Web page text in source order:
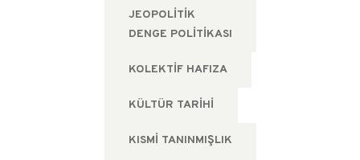
JEOPOLITIK
DENGE POLITIKASI
KOLEKTIF HAFIZA
KÜLTÜR TARIHI
KISMI TANINMIŞLIK